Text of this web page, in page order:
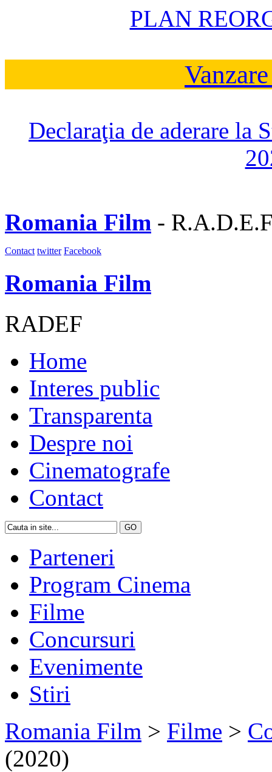
PLAN
Declaraţia de aderare la
Romania Film -
Contact twitter Facebook
Romania Film
RADEF
Home
Interes public
Transparenta
Despre noi
Cinematografe
Contact
Parteneri
Program Cinema
Filme
Concursuri
Evenimente
Stiri
Romania Film > Filme >
(2020)